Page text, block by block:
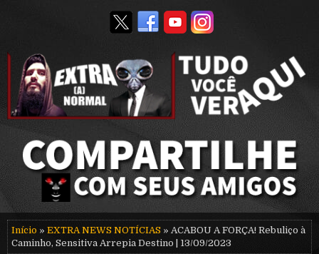
Início » EXTRA NEWS NOTÍCIAS » ACABOU A FORÇA! Rebuliço à
Caminho, Sensitiva Arrepia Destino | 13/09/2023